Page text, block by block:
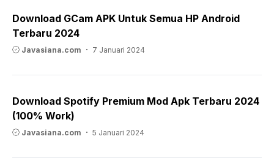
Download GCam APK Untuk Semua HP Android
Terbaru 2024
Javasiana.com 7 Januari 2024
Download Spotify Premium Mod Apk Terbaru 2024
(100% Work)
Javasiana.com 5 Januari 2024